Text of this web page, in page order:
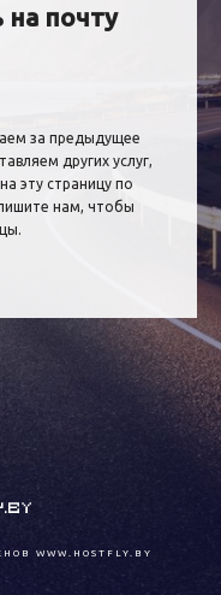
на почту
за предыдущее
других услуг,
эту страницу по
нам, чтобы
WWW.HOSTFLY.BY